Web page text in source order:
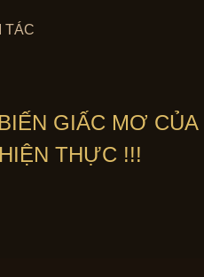
TÁC
GIẤC MƠ CỦA
THỰC !!!